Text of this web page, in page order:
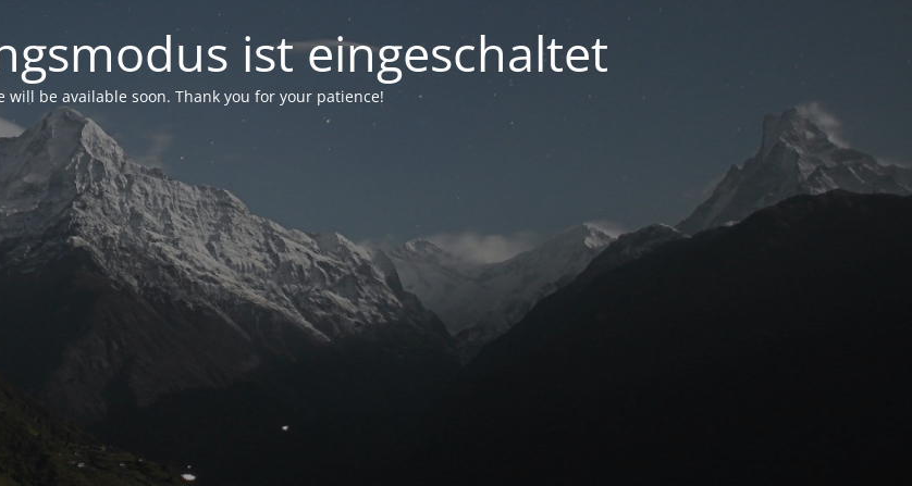
ist eingeschaltet
will be available soon. Thank you for your patience!